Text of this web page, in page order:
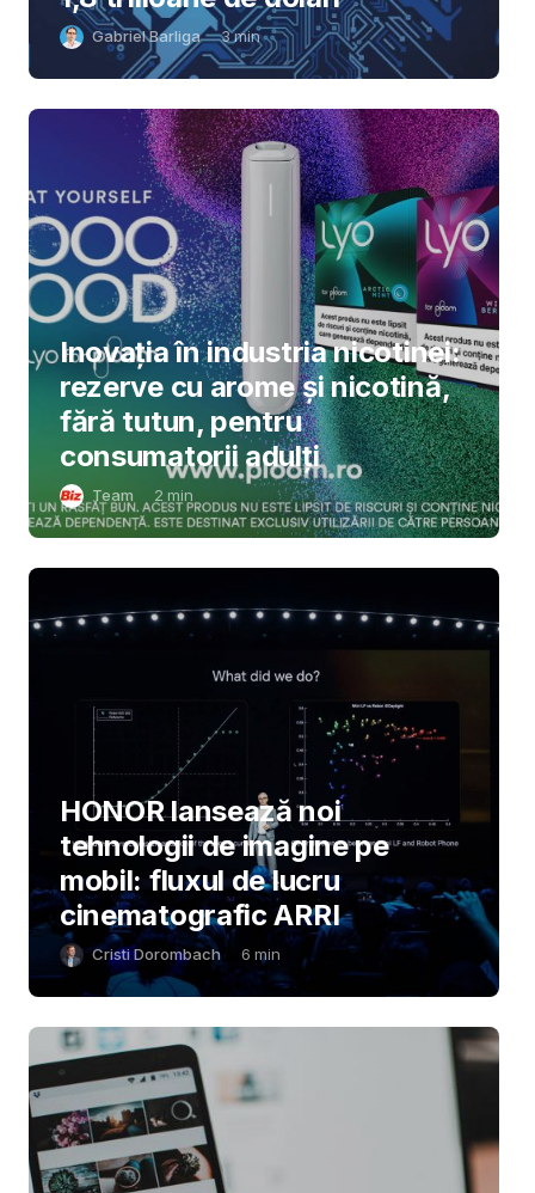
Gabriel Barliga 3min
Inovația în industria nicotinei:
rezerve cu arome și nicotină,
fără tutun, pentru
consumatorii adulți
Team 2 min
HONOR lansează noi
tehnologii de imagine pe
mobil: fluxul de lucru
cinematografic ARRI
Cristi Dorombach 6 min